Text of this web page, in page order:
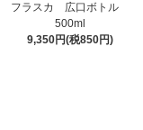
フラスカ 広口ボトル
500ml
9,350円(税850円)